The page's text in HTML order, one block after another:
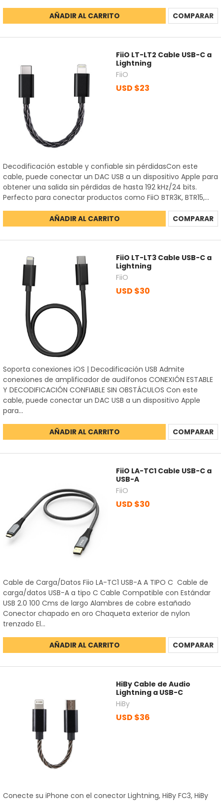
AÑADIR AL CARRITO COMPARAR
FiiO LT-LT2 Cable USB-C a
Lightning
FiiO
USD $23
Decodificación estable y confiable sin pérdidasCon este
cable, puede conectar un DAC USB a un dispositivo Apple para
obtener una salida sin pérdidas de hasta 192 kHz/24 bits.
Perfecto para conectar productos como FiiO BTR3K, BTR15,...
AÑADIR AL CARRITO COMPARAR
FiiO LT-LT3 Cable USB-C a
Lightning
FiiO
USD $30
Soporta conexiones iOS | Decodificación USB Admite
conexiones de amplificador de audífonos CONEXIÓN ESTABLE
Y DECODIFICACIÓN CONFIABLE SIN OBSTÁCULOS Con este
cable, puede conectar un DAC USB a un dispositivo Apple
para...
AÑADIR AL CARRITO COMPARAR
FiiO LA-TC1 Cable USB-C a
USB-A
FiiO
USD $30
Cable de Carga/Datos Fiio LA-TC1 USB-A A TIPO C Cable de
carga/datos USB-A a tipo C Cable Compatible con Estándar
USB 2.0 100 Cms de largo Alambres de cobre estañado
Conector chapado en oro Chaqueta exterior de nylon
trenzado El...
AÑADIR AL CARRITO COMPARAR
HiBy Cable de Audio
Lightning a USB-C
HiBy
USD $36
Conecte su iPhone con el conector Lightning, HiBy FC3, HiBy